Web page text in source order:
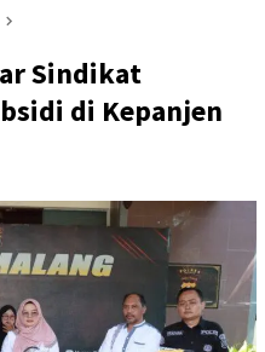
Sindikat
di Kepanjen